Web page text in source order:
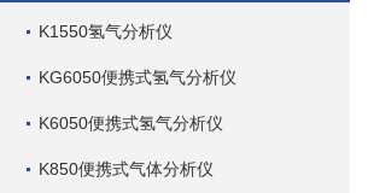
K1550氢气分析仪
KG6050便携式氢气分析仪
K6050便携式氢气分析仪
K850便携式气体分析仪